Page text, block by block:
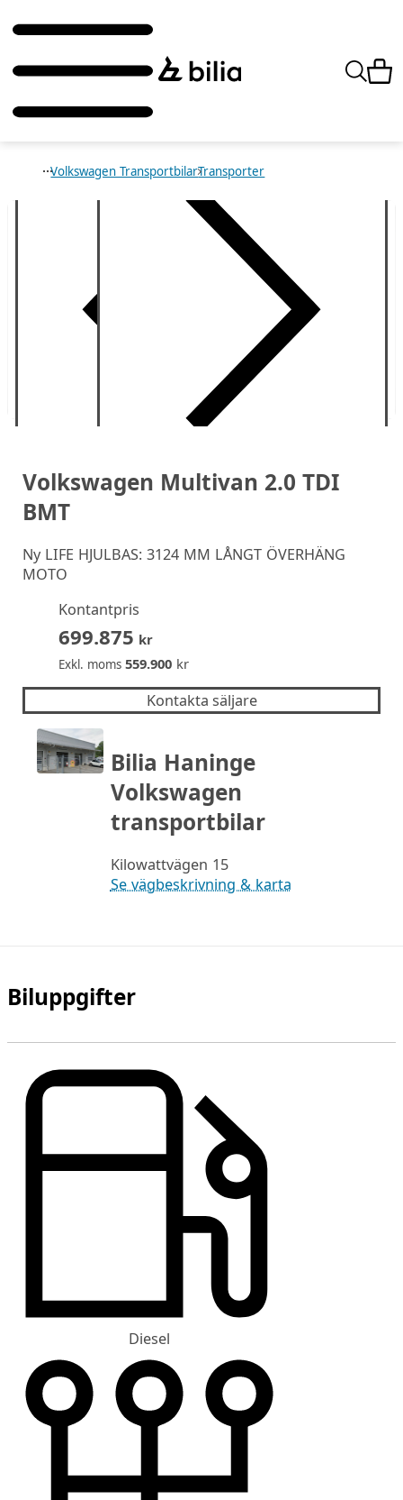
Volkswagen TransportbilarTransporter
Volkswagen Multivan 2.0 TDI
BMT
NyLIFE HJULBAS: 3124 MM LÅNGT ÖVERHÄNG
MOTO
Kontantpris
699.875 kr
Exkl. moms 559.900kr
Kontakta säljare
Bilia Haninge
Volkswagen
transportbilar
Kilowattvägen 15
Se vägbeskrivning & karta
Biluppgifter
Diesel